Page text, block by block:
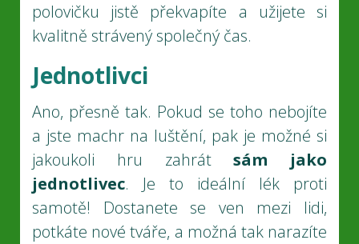
polovičku jistě překvapíte a užijete si
kvalitně strávený společný čas.
Jednotlivci
Ano, přesně tak. Pokud se toho nebojíte
a jste machr na luštění, pak je možné si
jakoukoli hru zahrátsám jako
jednotlivec. Je to ideální lék proti
samotě! Dostanete se ven mezi lidi,
potkáte nové tváře, a možná tak narazíte